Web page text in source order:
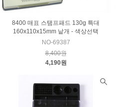
8400 매표 스탬프패드 130g 특대
160x110x15mm 낱개 - 색상선택
NO-69387
8,400원
4,190원